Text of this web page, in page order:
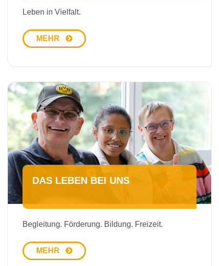
Leben in Vielfalt.
MEHR
DAS LEBEN BEI UNS
Begleitung. Förderung. Bildung. Freizeit.
MEHR